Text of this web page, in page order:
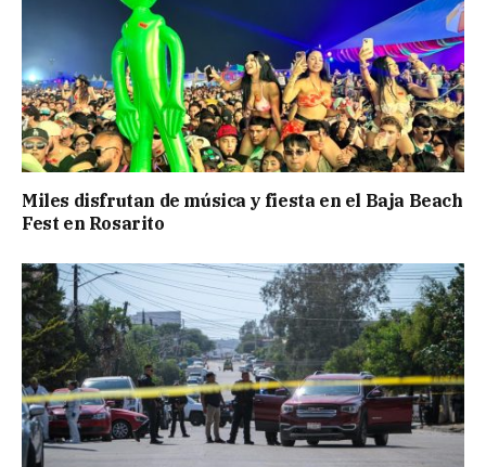
Miles disfrutan de música y fiesta en el Baja Beach
Fest en Rosarito